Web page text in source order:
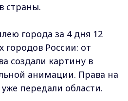
страны.
города за 4 дня 12
городов России: от
создали картину в
анимации. Права на
передали области.